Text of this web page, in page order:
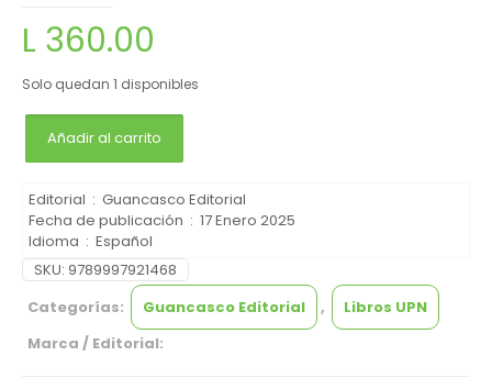
L 360.00
Solo quedan 1 disponibles
Añadir al carrito
Editorial ‏ : ‎ Guancasco Editorial
Fecha de publicación ‏ : ‎ 17 Enero 2025
Idioma ‏ : ‎ Español
SKU: 9789997921468
Categorías:
Guancasco Editorial ,
Libros UPN
Marca / Editorial: